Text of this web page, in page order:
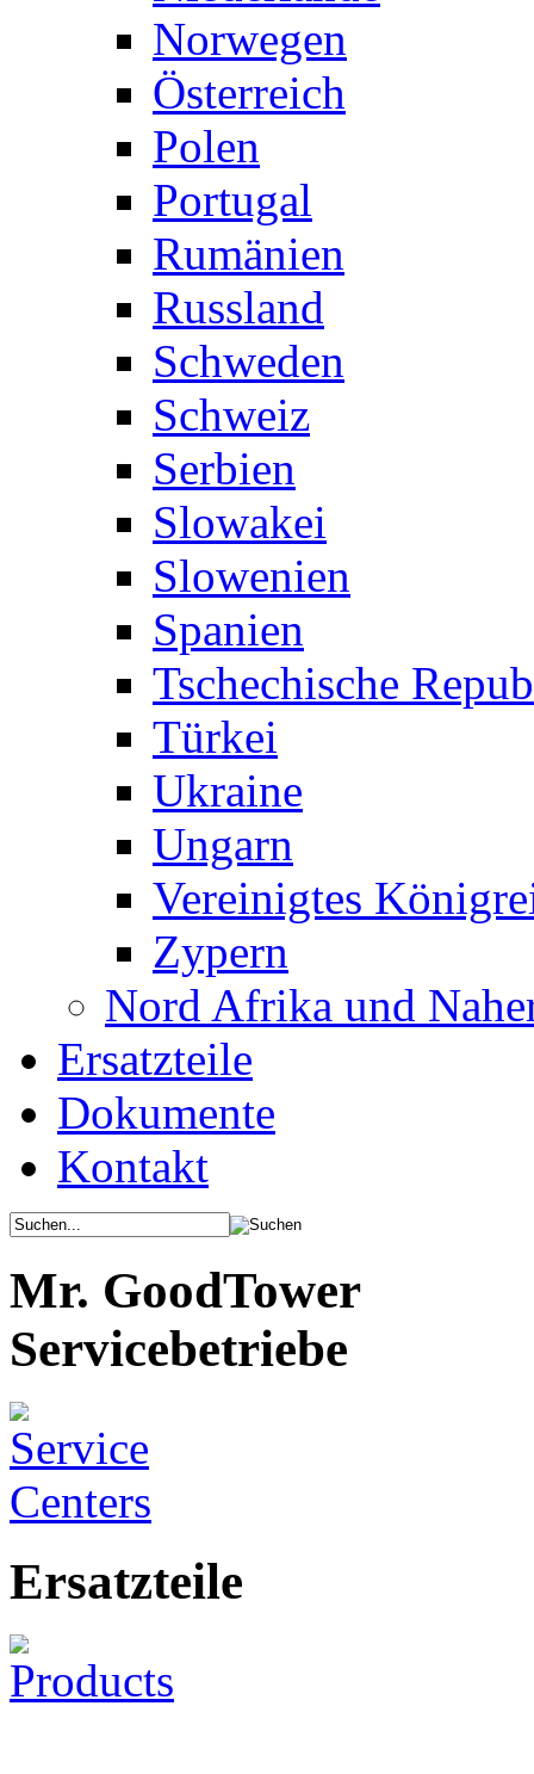
Norwegen
Österreich
Polen
Portugal
Rumänien
Russland
Schweden
Schweiz
Serbien
Slowakei
Slowenien
Spanien
Tschechische
Türkei
Ukraine
Ungarn
Vereinigtes
Zypern
Nord Afrika und
Ersatzteile
Dokumente
Kontakt
Mr. GoodTower
Servicebetriebe
Ersatzteile